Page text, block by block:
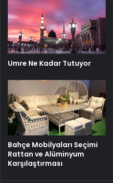
Umre Ne Kadar Tutuyor
Bahçe Mobilyaları Seçimi
Rattan ve Alüminyum
Karşılaştırması